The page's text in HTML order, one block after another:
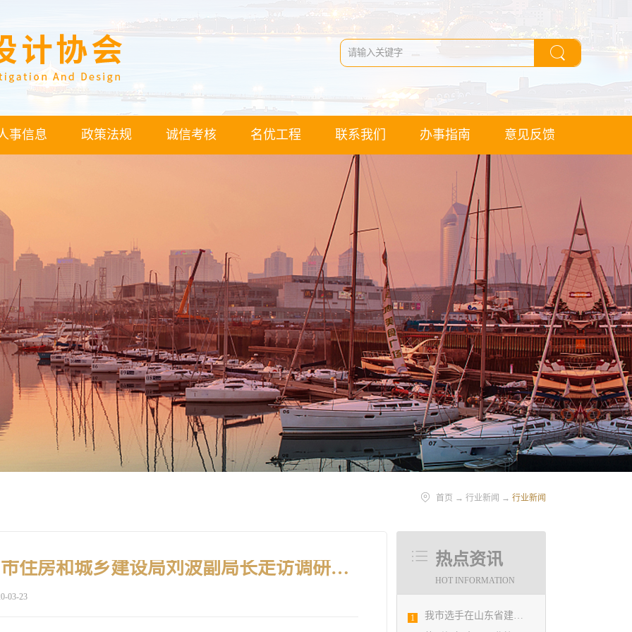
事信息 政策法规 诚信考核 名优工程 联系我们 办事指南 意见反馈
首页 → 行业新闻 → 行业新闻
热点资讯
HOT INFORMATION
1
我市选手在山东省建筑设计BIM技术应用技能竞赛取得佳绩
青岛市勘察设计协会陪同市住房和城乡建设局刘波副局长走访调研会员单位
03-23